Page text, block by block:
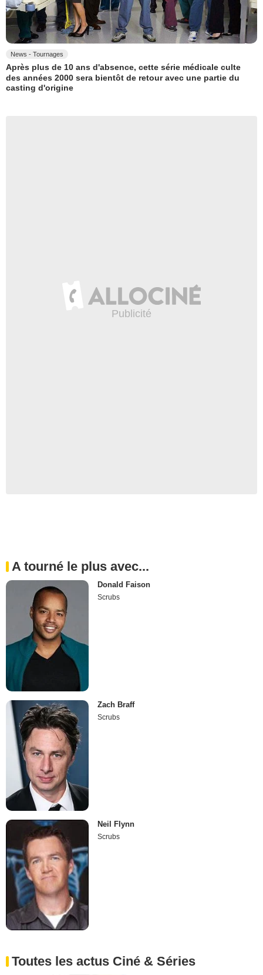
News - Tournages
Après plus de 10 ans d'absence, cette série médicale culte
des années 2000 sera bientôt de retour avec une partie du
casting d'origine
A tourné le plus avec...
Donald Faison
Scrubs
Zach Braff
Scrubs
Neil Flynn
Scrubs
Toutes les actus Ciné & Séries